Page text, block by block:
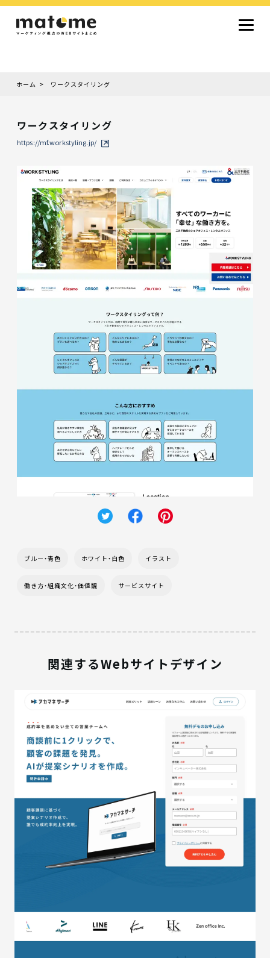
採用サイト
コーポレートサイト
オウンドメディア
ランディングページ
サービスサイト
Design
シンプルデザイン
クール・モダン
ナチュラル・温もり系
和風・ジャパニーズ
雑誌風・エディトリアル
イラスト
ミニマルデザイン
タイポグラフィ重視
グラデーション
高級感・ラグジュアリー
グリッドデザイン
フラットデザイン
モーション・アニメーション
テクスチャ・素材感
シングルページ
Color
色から探す
カラフル・多色
シルバー・銀色
ゴールド・金色
パープル・紫色
ブラウン・茶色
グリーン・緑色
ブルー・青色
イエロー・黄色
オレンジ・橙色
レッド・赤色
ピンク・桃色
グレー・灰色
ブラック・黒色
ホワイト・白色
ライトブルー・水色
ネイビー・紺色
Service
業種・職種から探す
ファッション・トレンド
デザイン・ブランディング
働き方・組織文化・価値観
生活・趣味
NPO・自治体・行政
銀行・金融・フィンテック
健康・フィットネス
車・バイク・乗り物
建築・不動産・空間デザイン
転職・求人
文化・伝統・アート
クリエイティブ・マーケティング
ペット・動物
美容・エステ
教育・子育て・スクール
レストラン・飲食・ウェディング
旅行・観光・ホテル・旅館
医療・介護・ヘルスケア
音楽・映像・エンタメ
IT・ツール・アプリ
農業・畜産・食品
製造・素材・化学
コンサルティング・投資
土木・建設・インフラ整備
デジタルマーケティング・広告
化粧品・美容製品
人材紹介・派遣
法律・会計・士業
製薬・バイオテクノロジー
ホーム ワークスタイリング
ワークスタイリング
https://mf.workstyling.jp/
ブルー・青色 ホワイト・白色 イラスト
働き方・組織文化・価値観 サービスサイト
関連するWebサイトデザイン